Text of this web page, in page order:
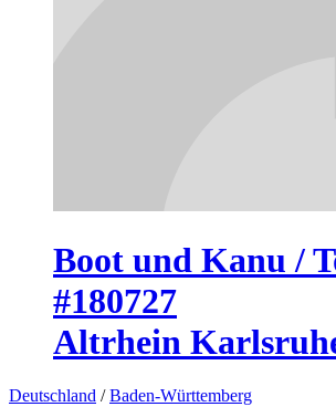
Boot und Kanu /
#180727
Altrhein
Deutschland /Baden-Württemberg